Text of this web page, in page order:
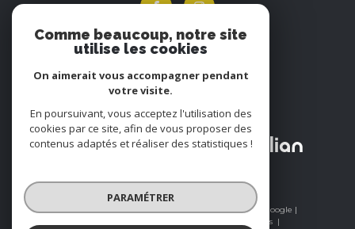
Adhérents
© 2026 | Tous droits réservés | Traduction powered by Google |
Mentions légales
Comme beaucoup, notre site
utilise les cookies
On aimerait vous accompagner pendant
votre visite.
En poursuivant, vous acceptez l'utilisation des
cookies par ce site, afin de vous proposer des
contenus adaptés et réaliser des statistiques !
PARAMÉTRER